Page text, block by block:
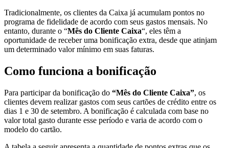
Tradicionalmente, os clientes da Caixa já acumulam pontos no
programa de fidelidade de acordo com seus gastos mensais. No
entanto, durante o “Mês do Cliente Caixa“, eles têm a
oportunidade de receber uma bonificação extra, desde que atinjam
um determinado valor mínimo em suas faturas.
Como funciona a bonificação
Para participar da bonificação do “Mês do Cliente Caixa”, os
clientes devem realizar gastos com seus cartões de crédito entre os
dias 1 e 30 de setembro. A bonificação é calculada com base no
valor total gasto durante esse período e varia de acordo com o
modelo do cartão.